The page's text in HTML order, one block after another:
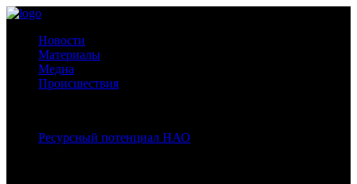
Новости
Материалы
Медиа
Происшествия
Ресурсный потенциал НАО